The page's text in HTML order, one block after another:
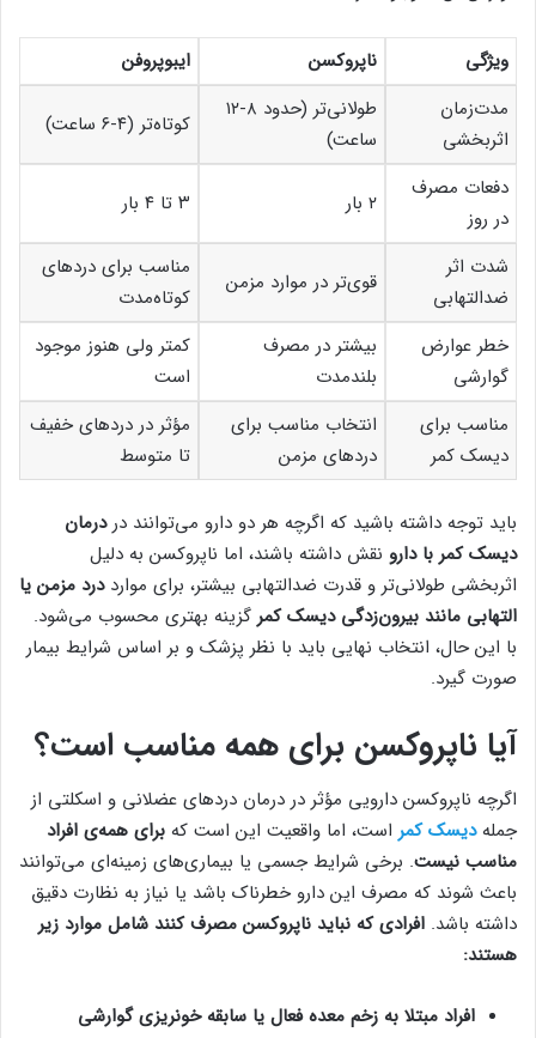
ویژگی ناپروکسن
ایبوپروفن
مدت‌زمان
اثربخشی
طولانی‌تر (حدود ۸-۱۲
ساعت)
کوتاه‌تر (۴-۶ ساعت)
دفعات مصرف
در روز
۲ بار ۳ تا ۴ بار
شدت اثر
ضدالتهابی
قوی‌تر در موارد مزمن
مناسب برای دردهای
کوتاه‌مدت
خطر عوارض
گوارشی
بیشتر در مصرف
بلندمدت
کمتر ولی هنوز موجود
است
مناسب برای
دیسک کمر
انتخاب مناسب برای
دردهای مزمن
مؤثر در دردهای خفیف
تا متوسط
باید توجه داشته باشید که اگرچه هر دو دارو می‌توانند دردرمان
دیسک کمر با دارو نقش داشته باشند، اما ناپروکسن به دلیل
اثربخشی طولانی‌تر و قدرت ضدالتهابی بیشتر، برای موارددرد مزمن یا
التهابی مانند بیرون‌زدگی دیسک کمر گزینه بهتری محسوب می‌شود.
با این حال، انتخاب نهایی باید با نظر پزشک و بر اساس شرایط بیمار
صورت گیرد.
آیا ناپروکسن برای همه مناسب است؟
اگرچه ناپروکسن دارویی مؤثر در درمان دردهای عضلانی و اسکلتی از
جملهدیسک کمر است، اما واقعیت این است که برای همه‌ی افراد
مناسب نیست. برخی شرایط جسمی یا بیماری‌های زمینه‌ای می‌توانند
باعث شوند که مصرف این دارو خطرناک باشد یا نیاز به نظارت دقیق
داشته باشد. افرادی که نباید ناپروکسن مصرف کنند شامل موارد زیر
هستند:
افراد مبتلا به زخم معده فعال یا سابقه خونریزی گوارشی